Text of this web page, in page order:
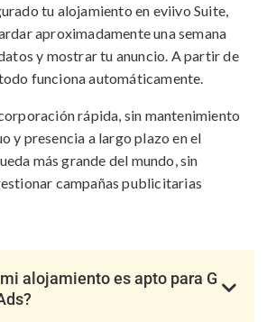
tu alojamiento en eviivo Suite,
aproximadamente una semana
y mostrar tu anuncio. A partir de
funciona automáticamente.
rápida, sin mantenimiento
y presencia a largo plazo en el
más grande del mundo, sin
campañas publicitarias
alojamiento es apto para G